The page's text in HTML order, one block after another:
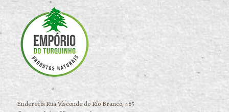
Endereço: Rua Visconde do Rio Branco, 465